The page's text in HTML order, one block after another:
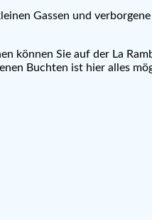
Gassen und
können Sie auf der La
Buchten ist hier alles